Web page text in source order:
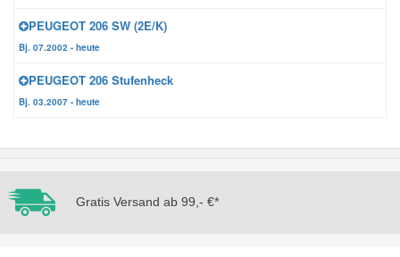
PEUGEOT 206 SW (2E/K)
Bj. 07.2002 - heute
PEUGEOT 206 Stufenheck
Bj. 03.2007 - heute
Gratis Versand ab 99,- €*
Hyundai Ersatzteile
Jeep Ersatzteile